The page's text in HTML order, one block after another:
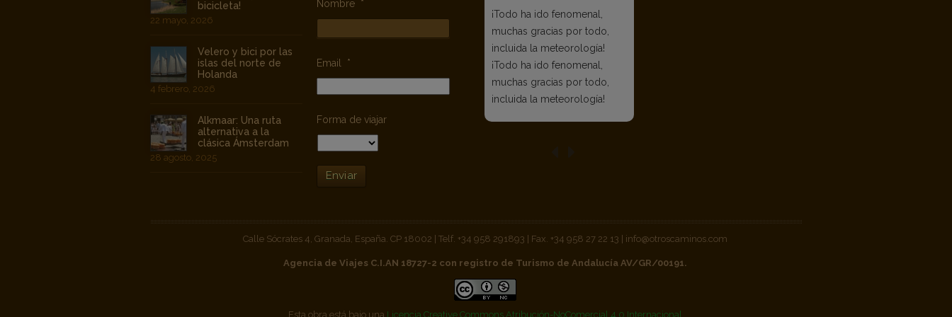
bicicleta!
22 mayo, 2026
Velero y bici por las
islas del norte de
Holanda
4 febrero, 2026
Alkmaar: Una ruta
alternativa a la
clásica Ámsterdam
28 agosto, 2025
Nombre *
Email *
Forma de viajar
Enviar
¡Todo ha ido fenomenal,
muchas gracias por todo,
incluida la meteorología!
¡Todo ha ido fenomenal,
muchas gracias por todo,
incluida la meteorología!
Calle Sócrates 4, Granada, España. CP 18002 | Telf. +34 958 291893 | Fax. +34 958 27 22 13 | info@otroscaminos.com
Agencia de Viajes C.I.AN 18727-2 con registro de Turismo de Andalucía AV/GR/00191.
Esta obra está bajo una Licencia Creative Commons Atribución-NoComercial 4.0 Internacional